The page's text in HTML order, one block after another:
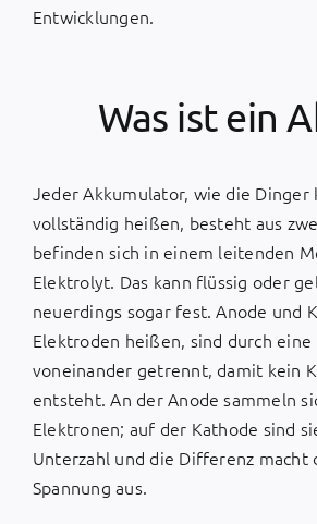
Entwicklungen.
Was ist ein
Jeder Akkumulator, wie die Dinger
vollständig heißen, besteht aus
befinden sich in einem leitenden
Elektrolyt. Das kann flüssig oder
neuerdings sogar fest. Anode und
Elektroden heißen, sind durch eine
voneinander getrennt, damit kein
entsteht. An der Anode sammeln
Elektronen; auf der Kathode sind
Unterzahl und die Differenz macht
Spannung aus.